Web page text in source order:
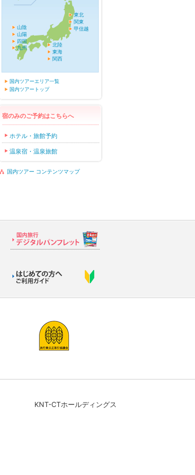
東北
関東
甲信越
北陸
東海
関西
山陰
山陽
四国
九州
国内ツアーエリア一覧
国内ツアートップ
宿のみのご予約はこちらへ
ホテル・旅館予約
温泉宿・温泉旅館
国内ツアー コンテンツマップ
KNT-CTホールディングス